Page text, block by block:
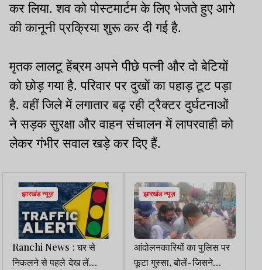
कर लिया. शव को पोस्टमार्टम के लिए भेजते हुए आगे
की कानूनी प्रक्रिया शुरू कर दी गई है.
मृतक लालटू हेंब्रम अपने पीछे पत्नी और दो बेटियों
को छोड़ गया है. परिवार पर दुखों का पहाड़ टूट पड़ा
है. वहीं जिले में लगातार बढ़ रही ट्रैक्टर दुर्घटनाओं
ने सड़क सुरक्षा और वाहन संचालन में लापरवाही को
लेकर गंभीर सवाल खड़े कर दिए हैं.
झारखंड न्यूज़
Ranchi News : घर से
निकलने से पहले देख लें
झारखंड न्यूज़
आंदोलनकारियों का पुलिस पर
फूटा गुस्सा, बोलें-जिसने